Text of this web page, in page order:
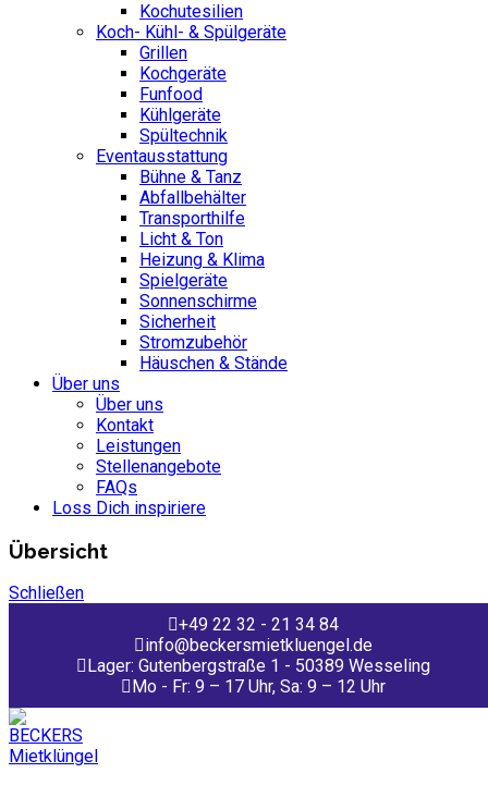
Kochutesilien
Koch- Kühl- & Spülgeräte
Grillen
Kochgeräte
Funfood
Kühlgeräte
Spültechnik
Eventausstattung
Bühne & Tanz
Abfallbehälter
Transporthilfe
Licht & Ton
Heizung & Klima
Spielgeräte
Sonnenschirme
Sicherheit
Stromzubehör
Häuschen & Stände
Über uns
Über uns
Kontakt
Leistungen
Stellenangebote
FAQs
Loss Dich inspiriere
Übersicht
Schließen
+49 22 32 - 21 34 84
info@beckersmietkluengel.de
Lager: Gutenbergstraße 1 - 50389 Wesseling
Mo - Fr: 9 – 17 Uhr, Sa: 9 – 12 Uhr